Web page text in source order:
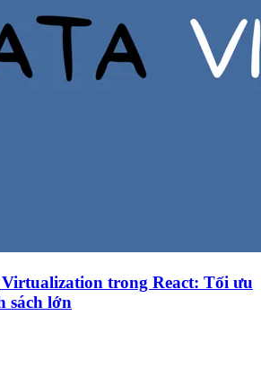
trong React: Tối ưu
sách lớn